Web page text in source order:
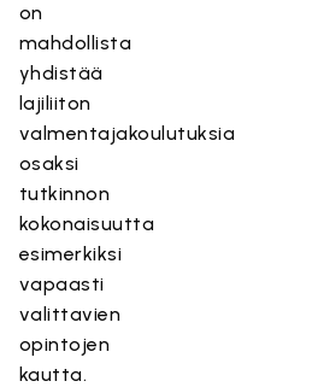
on
mahdollista
yhdistää
lajiliiton
valmentajakoulutuksia
osaksi
tutkinnon
kokonaisuutta
esimerkiksi
vapaasti
valittavien
opintojen
kautta.